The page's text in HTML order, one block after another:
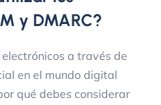
y DMARC?
a través de
en el mundo digital
qué debes considerar